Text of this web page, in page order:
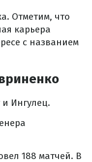
Отметим, что
карьера
с названием
Ингулец.
188 матчей. В